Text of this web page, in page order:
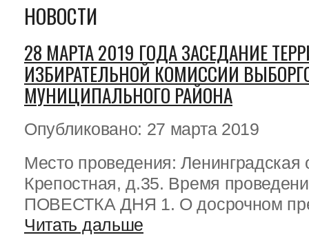
НОВОСТИ
28 МАРТА 2019 ГОДА ЗАСЕДАНИЕ
ИЗБИРАТЕЛЬНОЙ КОМИССИИ
МУНИЦИПАЛЬНОГО РАЙОНА
Опубликовано: 27 марта 2019
Место проведения: Ленинградская
Крепостная, д.35. Время
ПОВЕСТКА ДНЯ 1. О досрочном
Читать дальше